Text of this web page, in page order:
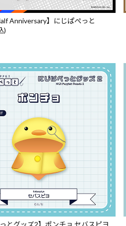
Anniversary】にじぱぺっと
)